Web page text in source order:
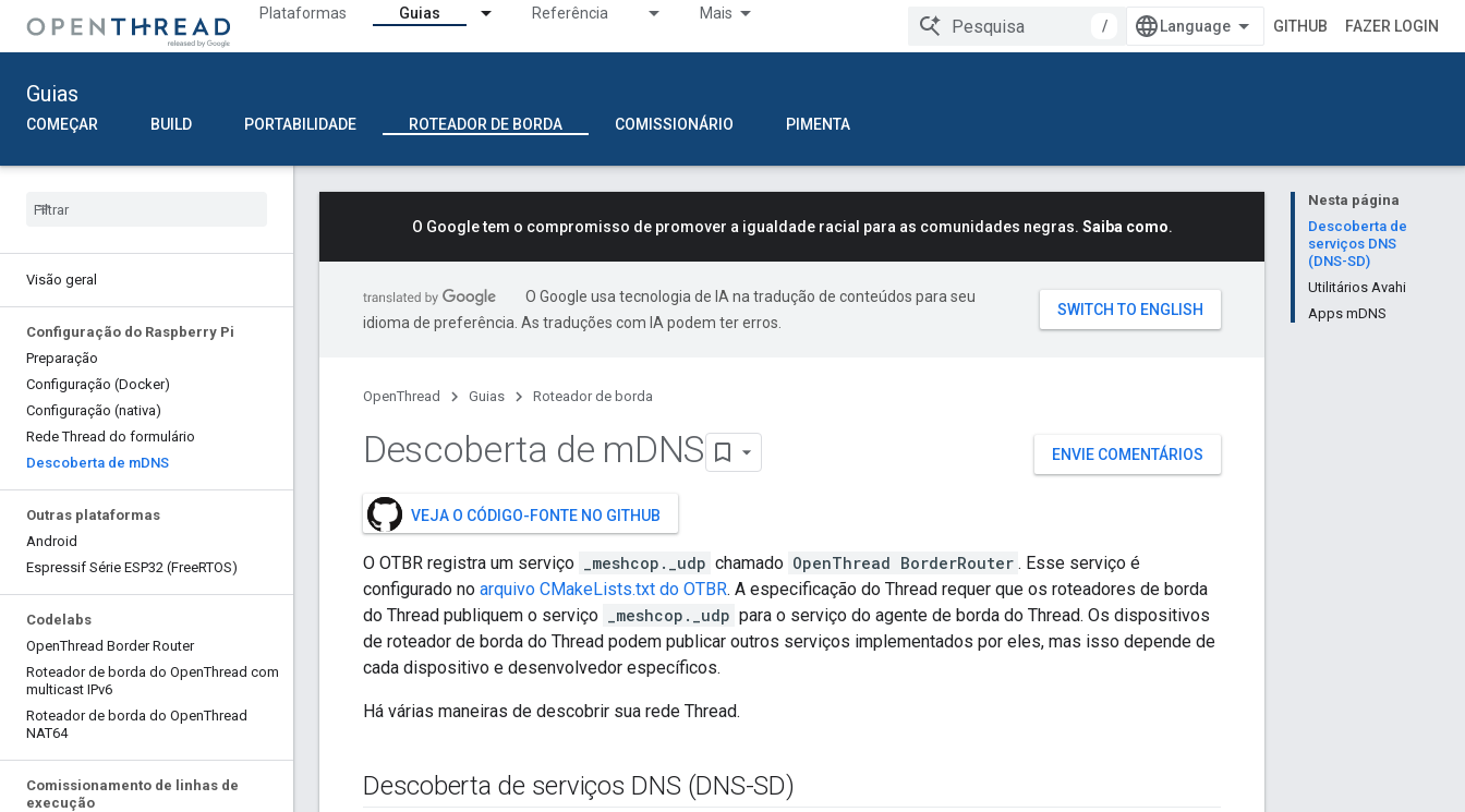
Plataformas Guias Referência Mais
/ GITHUB FAZER LOGIN
Guias
COMEÇAR BUILD PORTABILIDADE ROTEADOR DE BORDA COMISSIONÁRIO PIMENTA
Visão geral
Configuração do Raspberry Pi
Preparação
Configuração (Docker)
Configuração (nativa)
Rede Thread do formulário
Descoberta de mDNS
Outras plataformas
Android
Espressif Série ESP32 (FreeRTOS)
Codelabs
OpenThread Border Router
Roteador de borda do OpenThread com
multicast IPv6
Roteador de borda do OpenThread
NAT64
Comissionamento de linhas de
execução
Nesta página
Descoberta de
serviços DNS
(DNS-SD)
Utilitários Avahi
Apps mDNS
O Google tem o compromisso de promover a igualdade racial para as comunidades negras. Saiba como.
O Google usa tecnologia de IA na tradução de conteúdos para seu
idioma de preferência. As traduções com IA podem ter erros.
OpenThread Guias Roteador de borda
ENVIE COMENTÁRIOS
Descoberta de mDNS
VEJA O CÓDIGO-FONTE NO GITHUB
O OTBR registra um serviço _meshcop._udp chamado OpenThread BorderRouter . Esse serviço é
configurado no arquivo CMakeLists.txt do OTBR. A especificação do Thread requer que os roteadores de borda
do Thread publiquem o serviço
_meshcop._udp para o serviço do agente de borda do Thread. Os dispositivos
de roteador de borda do Thread podem publicar outros serviços implementados por eles, mas isso depende de
cada dispositivo e desenvolvedor específicos.
Há várias maneiras de descobrir sua rede Thread.
Descoberta de serviços DNS (DNS-SD)